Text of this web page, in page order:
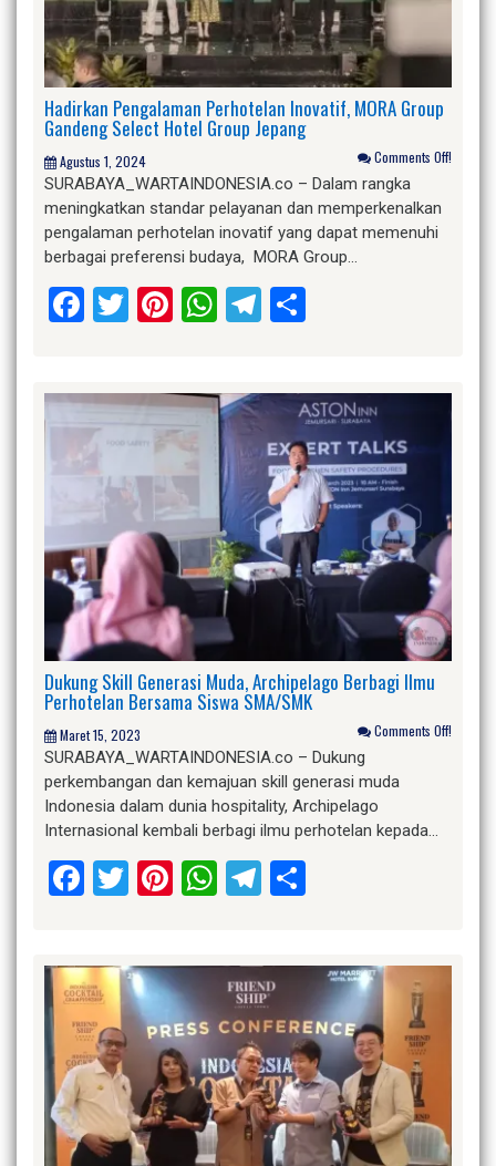
Hadirkan Pengalaman Perhotelan Inovatif, MORA Group
Gandeng Select Hotel Group Jepang
Agustus 1, 2024 Comments Off!
SURABAYA_WARTAINDONESIA.co – Dalam rangka
meningkatkan standar pelayanan dan memperkenalkan
pengalaman perhotelan inovatif yang dapat memenuhi
berbagai preferensi budaya, MORA Group…
Facebook
Twitter
Pinterest
WhatsApp
Telegram
Dukung Skill Generasi Muda, Archipelago Berbagi Ilmu
Perhotelan Bersama Siswa SMA/SMK
Maret 15, 2023 Comments Off!
SURABAYA_WARTAINDONESIA.co – Dukung
perkembangan dan kemajuan skill generasi muda
Indonesia dalam dunia hospitality, Archipelago
Internasional kembali berbagi ilmu perhotelan kepada…
Facebook
Twitter
Pinterest
WhatsApp
Telegram